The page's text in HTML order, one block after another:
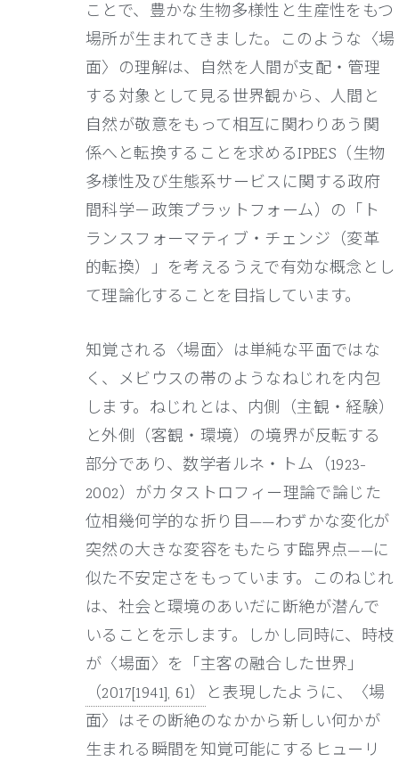
ことで、豊かな生物多様性と生産性をもつ
場所が生まれてきました。このような〈場
面〉の理解は、自然を人間が支配・管理
する対象として見る世界観から、人間と
自然が敬意をもって相互に関わりあう関
係へと転換することを求めるIPBES（生物
多様性及び生態系サービスに関する政府
間科学－政策プラットフォーム）の「ト
ランスフォーマティブ・チェンジ（変革
的転換）」を考えるうえで有効な概念とし
て理論化することを目指しています。
知覚される〈場面〉は単純な平面ではな
く、メビウスの帯のようなねじれを内包
します。ねじれとは、内側（主観・経験）
と外側（客観・環境）の境界が反転する
部分であり、数学者ルネ・トム（1923-
2002）がカタストロフィー理論で論じた
位相幾何学的な折り目——わずかな変化が
突然の大きな変容をもたらす臨界点——に
似た不安定さをもっています。このねじれ
は、社会と環境のあいだに断絶が潜んで
いることを示します。しかし同時に、時枝
が〈場面〉を「主客の融合した世界」
（2017[1941], 61）
と表現したように、〈場
面〉はその断絶のなかから新しい何かが
生まれる瞬間を知覚可能にするヒューリ